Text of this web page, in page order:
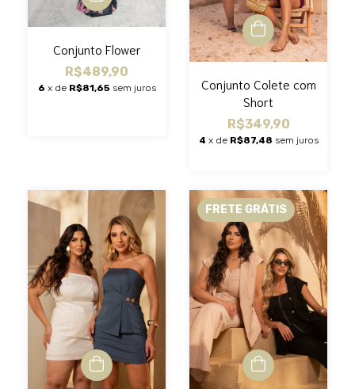
Conjunto Flower
R$489,90
6 x de R$81,65 sem juros
Conjunto Colete com
Short
R$349,90
4 x de R$87,48 sem juros
FRETE GRÁTIS